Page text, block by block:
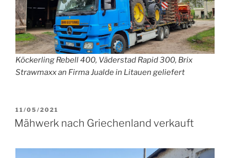
Köckerling Rebell 400, Väderstad Rapid 300, Brix
Strawmaxx an Firma Jualde in Litauen geliefert
VERÖFFENTLICHT
AM
11/05/2021
Mähwerk nach Griechenland verkauft